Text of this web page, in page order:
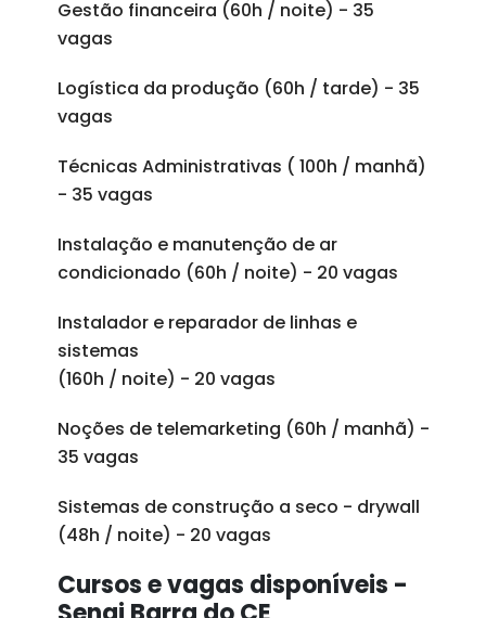
Gestão financeira (60h / noite) - 35
vagas
Logística da produção (60h / tarde) - 35
vagas
Técnicas Administrativas ( 100h / manhã)
- 35 vagas
Instalação e manutenção de ar
condicionado (60h / noite) - 20 vagas
Instalador e reparador de linhas e
sistemas
(160h / noite) - 20 vagas
Noções de telemarketing (60h / manhã) -
35 vagas
Sistemas de construção a seco - drywall
(48h / noite) - 20 vagas
Cursos e vagas disponíveis -